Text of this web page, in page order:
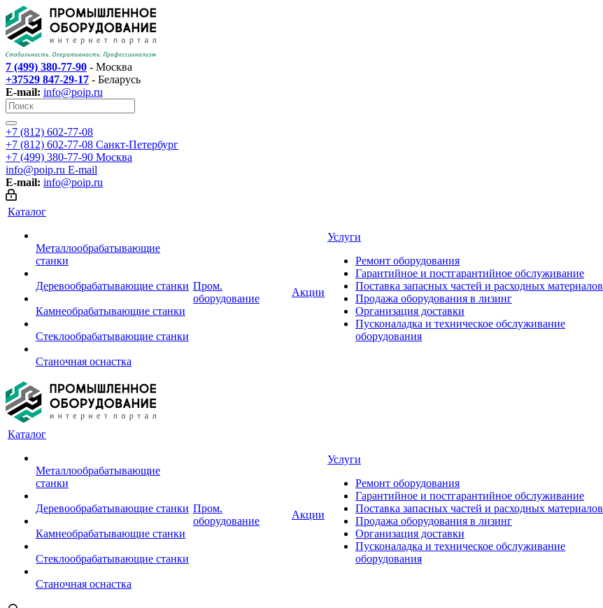
7 (499) 380-77-90 - Москва
+37529 847-29-17 - Беларусь
E-mail: info@poip.ru
+7 (812) 602-77-08
+7 (812) 602-77-08 Санкт-Петербург
+7 (499) 380-77-90 Москва
info@poip.ru E-mail
E-mail: info@poip.ru
Каталог
Металлообрабатывающие
станки
Деревообрабатывающие станки
Камнеобрабатывающие станки
Стеклообрабатывающие станки
Станочная оснастка
Пром.
оборудование
Акции
Услуги
Ремонт оборудования
Гарантийное и постгарантийное обслуживание
Поставка запасных частей и расходных материалов
Продажа оборудования в лизинг
Организация доставки
Пусконаладка и техническое обслуживание
оборудования
Каталог
Металлообрабатывающие
станки
Деревообрабатывающие станки
Камнеобрабатывающие станки
Стеклообрабатывающие станки
Станочная оснастка
Пром.
оборудование
Акции
Услуги
Ремонт оборудования
Гарантийное и постгарантийное обслуживание
Поставка запасных частей и расходных материалов
Продажа оборудования в лизинг
Организация доставки
Пусконаладка и техническое обслуживание
оборудования